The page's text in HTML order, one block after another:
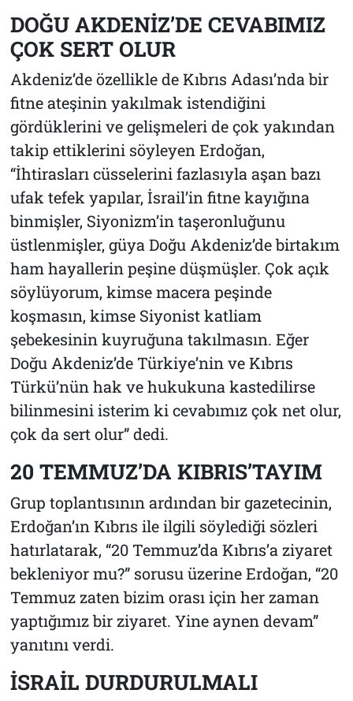
DOĞU AKDENİZ’DE CEVABIMIZ
ÇOK SERT OLUR
Akdeniz’de özellikle de Kıbrıs Adası’nda bir
fitne ateşinin yakılmak istendiğini
gördüklerini ve gelişmeleri de çok yakından
takip ettiklerini söyleyen Erdoğan,
“İhtirasları cüsselerini fazlasıyla aşan bazı
ufak tefek yapılar, İsrail’in fitne kayığına
binmişler, Siyonizm’in taşeronluğunu
üstlenmişler, güya Doğu Akdeniz’de birtakım
ham hayallerin peşine düşmüşler. Çok açık
söylüyorum, kimse macera peşinde
koşmasın, kimse Siyonist katliam
şebekesinin kuyruğuna takılmasın. Eğer
Doğu Akdeniz’de Türkiye’nin ve Kıbrıs
Türkü’nün hak ve hukukuna kastedilirse
bilinmesini isterim ki cevabımız çok net olur,
çok da sert olur” dedi.
20 TEMMUZ’DA KIBRIS’TAYIM
Grup toplantısının ardından bir gazetecinin,
Erdoğan’ın Kıbrıs ile ilgili söylediği sözleri
hatırlatarak, “20 Temmuz’da Kıbrıs’a ziyaret
bekleniyor mu?” sorusu üzerine Erdoğan, “20
Temmuz zaten bizim orası için her zaman
yaptığımız bir ziyaret. Yine aynen devam”
yanıtını verdi.
İSRAİL DURDURULMALI